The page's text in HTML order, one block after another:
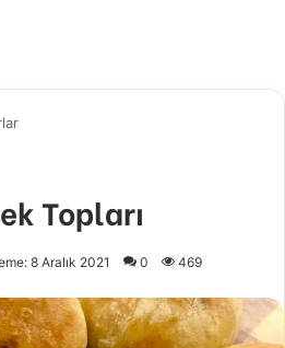
Topları
8 Aralık 2021 0 469